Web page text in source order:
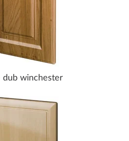
dub winchester